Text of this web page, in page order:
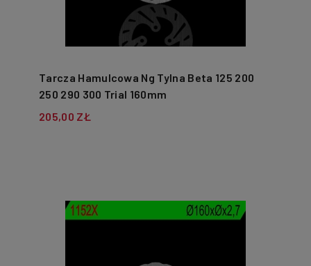
Tarcza Hamulcowa Ng Tylna Beta 125 200
250 290 300 Trial 160mm
205,00 ZŁ